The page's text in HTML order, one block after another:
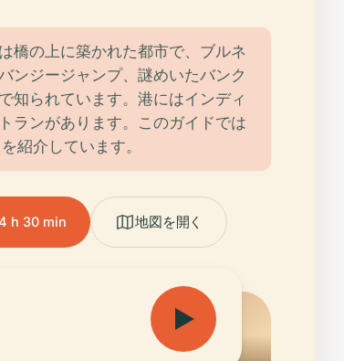
橋の上に築かれた都市で、ブルネ
ンジージャンプ、謎めいたバンク
知られています。港にはインディ
ランがあります。このガイドでは
紹介しています。
h 30 min 地図を開く